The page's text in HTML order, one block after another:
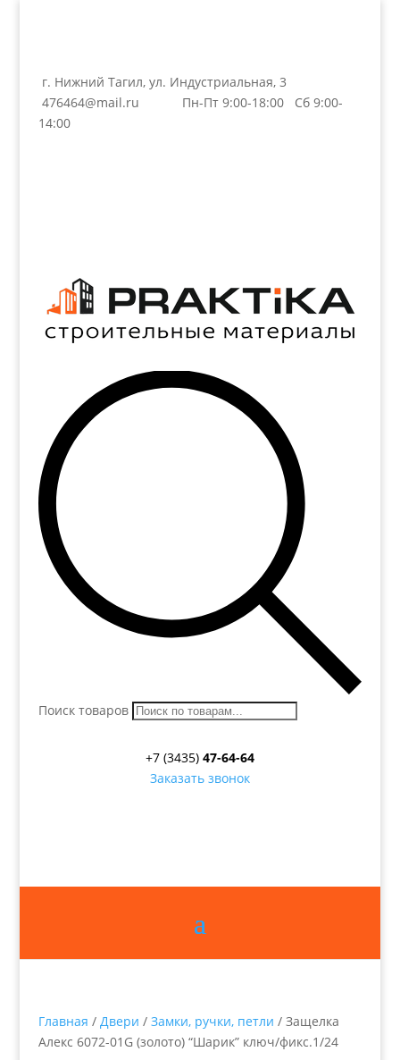
г. Нижний Тагил, ул. Индустриальная, 3
476464@mail.ru
Пн-Пт 9:00-18:00 Сб 9:00-
14:00
Поиск товаров
+7 (3435) 47-64-64
Заказать звонок
Главная / Двери / Замки, ручки, петли / Защелка
Алекс 6072-01G (золото) “Шарик” ключ/фикс.1/24